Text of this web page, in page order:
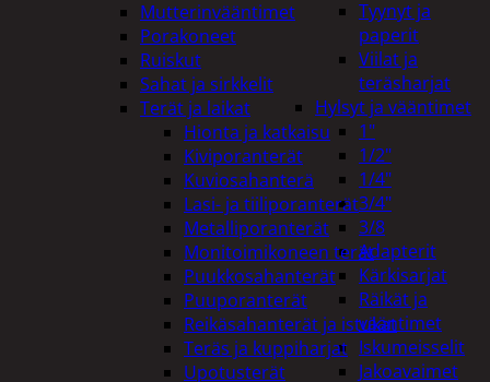
Tyynyt ja
paperit
Viilat ja
teräsharjat
Hylsyt ja vääntimet
1"
1/2"
1/4"
3/4"
3/8
Adapterit
Kärkisarjat
Räikät ja
vääntimet
Iskumeisselit
Jakoavaimet
Mutterinvääntimet
Porakoneet
Ruiskut
Sahat ja sirkkelit
Terät ja laikat
Hionta ja katkaisu
Kiviporanterät
Kuviosahanterä
Lasi- ja tiiliporanterät
Metalliporanterät
Monitoimikoneen terät
Puukkosahanterät
Puuporanterät
Reikäsahanterät ja istukat
Teräs ja kuppiharjat
Upotusterät